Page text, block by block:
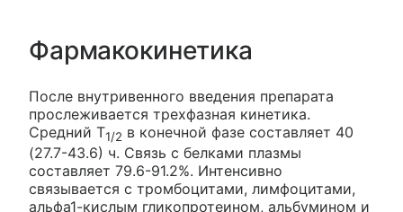
Фармакокинетика
После внутривенного введения препарата
прослеживается трехфазная кинетика.
Средний T1/2 в конечной фазе составляет 40
(27.7-43.6) ч. Связь с белками плазмы
составляет 79.6-91.2%. Интенсивно
связывается с тромбоцитами, лимфоцитами,
альфа1-кислым гликопротеином, альбумином и